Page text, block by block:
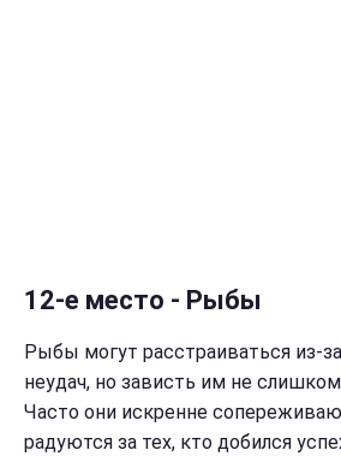
12-е место - Рыбы
Рыбы могут расстраиваться из-
неудач, но зависть им не
Часто они искренне
радуются за тех, кто добился